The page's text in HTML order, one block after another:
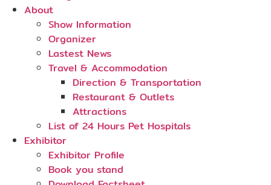
About
Show Information
Organizer
Lastest News
Travel & Accommodation
Direction & Transportation
Restaurant & Outlets
Attractions
List of 24 Hours Pet Hospitals
Exhibitor
Exhibitor Profile
Book you stand